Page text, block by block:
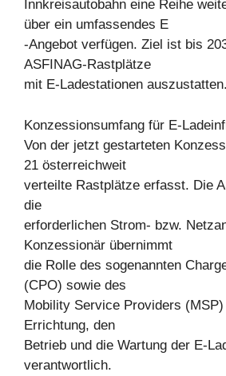
Innkreisautobahn eine Reihe
über ein umfassendes E
-Angebot verfügen. Ziel ist bis
ASFINAG-Rastplätze
mit E-Ladestationen auszustatten.
Konzessionsumfang für E-
Von der jetzt gestarteten
21 österreichweit
verteilte Rastplätze erfasst. Die
die
erforderlichen Strom- bzw.
Konzessionär übernimmt
die Rolle des sogenannten
(CPO) sowie des
Mobility Service Providers
Errichtung, den
Betrieb und die Wartung der E-
verantwortlich.